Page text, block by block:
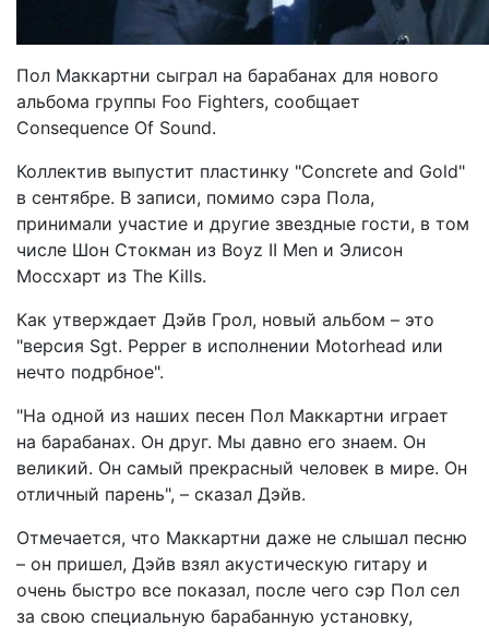
Пол Маккартни сыграл на барабанах для нового
альбома группы Foo Fighters, сообщает
Consequence Of Sound.
Коллектив выпустит пластинку "Concrete and Gold"
в сентябре. В записи, помимо сэра Пола,
принимали участие и другие звездные гости, в том
числе Шон Стокман из Boyz II Men и Элисон
Моссхарт из The Kills.
Как утверждает Дэйв Грол, новый альбом – это
"версия Sgt. Pepper в исполнении Motorhead или
нечто подрбное".
"На одной из наших песен Пол Маккартни играет
на барабанах. Он друг. Мы давно его знаем. Он
великий. Он самый прекрасный человек в мире. Он
отличный парень", – сказал Дэйв.
Отмечается, что Маккартни даже не слышал песню
– он пришел, Дэйв взял акустическую гитару и
очень быстро все показал, после чего сэр Пол сел
за свою специальную барабанную установку,